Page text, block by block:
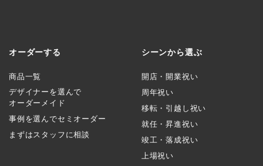
オーダーする
商品一覧
デザイナーを選んで
オーダーメイド
事例を選んでセミオーダー
まずはスタッフに相談
シーンから選ぶ
開店・開業祝い
周年祝い
移転・引越し祝い
就任・昇進祝い
竣工・落成祝い
上場祝い